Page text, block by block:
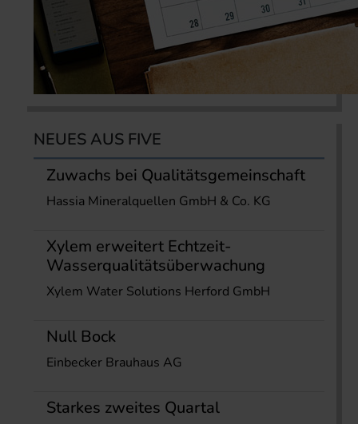
NEUES AUS FIVE
Zuwachs bei Qualitätsgemeinschaft
Hassia Mineralquellen GmbH & Co. KG
Xylem erweitert Echtzeit-
Wasserqualitätsüberwachung
Xylem Water Solutions Herford GmbH
Null Bock
Einbecker Brauhaus AG
Starkes zweites Quartal